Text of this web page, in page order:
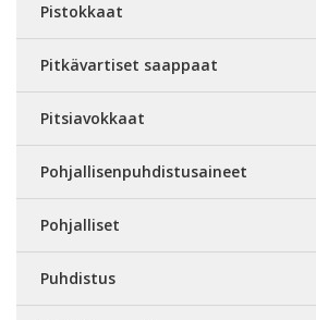
Pistokkaat
Pitkävartiset saappaat
Pitsiavokkaat
Pohjallisenpuhdistusaineet
Pohjalliset
Puhdistus